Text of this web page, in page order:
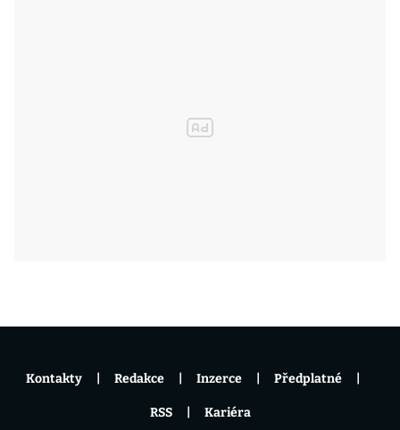
Kontakty Redakce Inzerce Předplatné
RSS Kariéra